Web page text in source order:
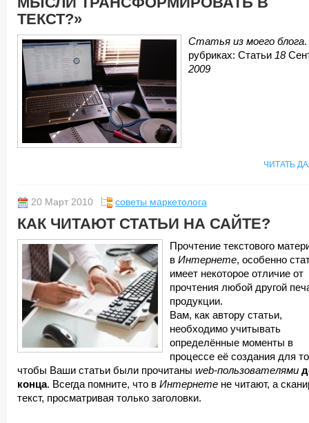
ТЕКСТ?»
Статья из моего блога
рубриках: Статьи 18
2009
ЧИТАТЬ
20 Март 2010 советы маркетолога
КАК ЧИТАЮТ СТАТЬИ НА САЙТЕ?
Прочтение текстового
в Интернете, особенно
имеет некоторое отличие от
прочтения любой другой
продукции.
Вам, как автору статьи,
необходимо учитывать
определённые моменты в
процессе её создания для
чтобы Ваши статьи были прочитаны web-пользователями
конца. Всегда помните, что в Интернете не читают, а
текст, просматривая только заголовки.